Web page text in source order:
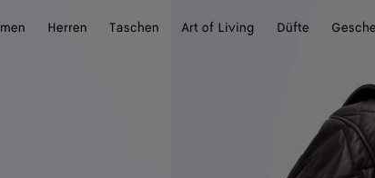
Herren Taschen Art of Living Düfte